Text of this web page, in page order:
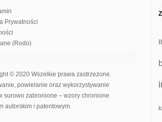
Prywatności
(Rodo)
© 2020 Wszelkie prawa zastrzeżone.
powielanie oraz wykorzystywanie
surowo zabronione – wzory chronione
autorskim i patentowym.